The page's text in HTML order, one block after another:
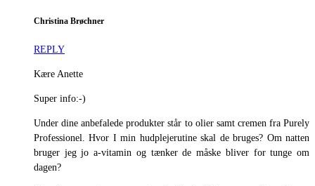
Christina Brøchner
REPLY
Kære Anette
Super info:-)
Under dine anbefalede produkter står to olier samt cremen fra Purely
Professionel. Hvor I min hudplejerutine skal de bruges? Om natten
bruger jeg jo a-vitamin og tænker de måske bliver for tunge om
dagen?